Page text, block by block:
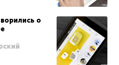
о